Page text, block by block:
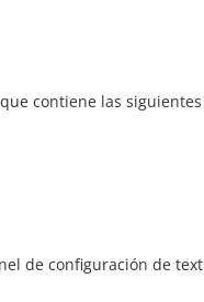
contiene las
de configuración de